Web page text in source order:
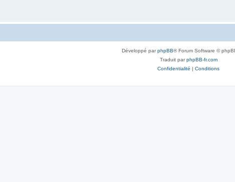
Développé parphpBB® Forum Software ©
Traduit parphpBB-fr.com
Confidentialité | Conditions